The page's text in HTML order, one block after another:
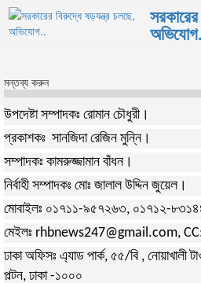
মন্তব্য করুন
উপদেষ্টা সম্পাদকঃ রোমান চৌধুরী।
প্রকাশকঃ সানজিদা রেজিন মুন্নি।
সম্পাদকঃ কামরুজ্জামান বাঁধন।
নির্বাহী সম্পাদকঃ মোঃ জালাল উদ্দিন জুয়েল।
মোবাইলঃ ০১৭১১-৯৫৭২৬৩, ০১৭১২-
মেইলঃ rhbnews247@gmail.com,
ঢাকা অফিসঃ এ্যাড পার্ক, ৫৫/বি , নোয়াখালী
পল্টন, ঢাকা -১০০০